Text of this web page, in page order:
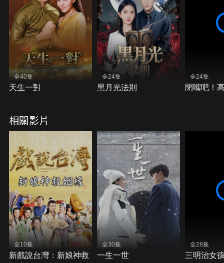
全40集
天生一對
全24集
黑月光法則
全24集
閉嘴吧！
相關影片
全10集
新戲說台灣：新娘神救
全30集
一生一世
全28集
三明治女